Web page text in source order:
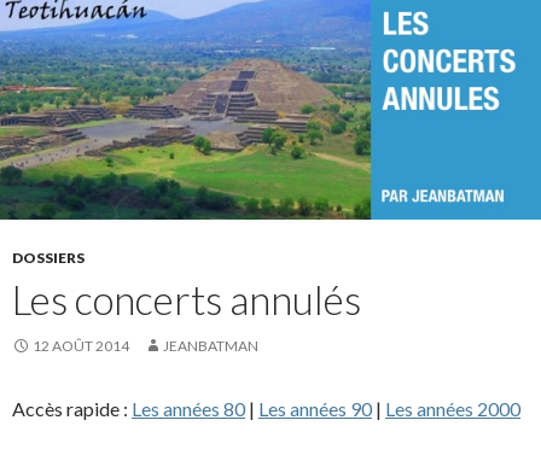
DOSSIERS
Les concerts annulés
12 AOÛT 2014 JEANBATMAN
Accès rapide : Les années 80 | Les années 90 | Les années 2000